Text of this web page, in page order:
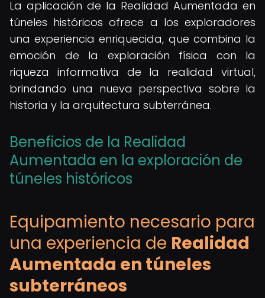
La aplicación de la Realidad Aumentada en
túneles históricos ofrece a los exploradores
una experiencia enriquecida, que combina la
emoción de la exploración física con la
riqueza informativa de la realidad virtual,
brindando una nueva perspectiva sobre la
historia y la arquitectura subterránea.
Beneficios de la Realidad
Aumentada en la exploración de
túneles históricos
Equipamiento necesario para
una experiencia de Realidad
Aumentada en túneles
subterráneos